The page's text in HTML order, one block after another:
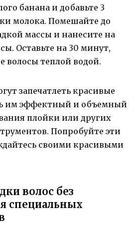
банана и добавьте 3
молока. Помешайте до
массы и нанесите на
Оставьте на 30 минут,
волосы теплой водой.
запечатлеть красивые
им эффектный и объемный
плойки или других
Попробуйте эти
своими красивыми
волос без
специальных